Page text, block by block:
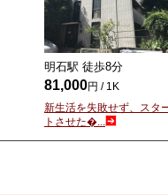
明石駅 徒歩8分
81,000円 / 1K
新生活を失敗せず、スタ
トさせた�...